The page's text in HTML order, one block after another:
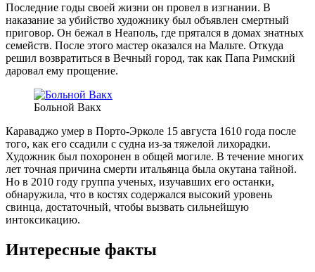
Последние годы своей жизни он провел в изгнании. В
наказание за убийство художнику был объявлен смертный
приговор. Он бежал в Неаполь, где прятался в домах знатных
семейств. После этого мастер оказался на Мальте. Откуда
решил возвратиться в Вечный город, так как Папа Римский
даровал ему прощение.
Больной Вакх
Караваджо умер в Порто-Эрколе 15 августа 1610 года после
того, как его ссадили с судна из-за тяжелой лихорадки.
Художник был похоронен в общей могиле. В течение многих
лет точная причина смерти итальянца была окутана тайной.
Но в 2010 году группа ученых, изучавших его останки,
обнаружила, что в костях содержался высокий уровень
свинца, достаточный, чтобы вызвать сильнейшую
интоксикацию.
Интересные факты